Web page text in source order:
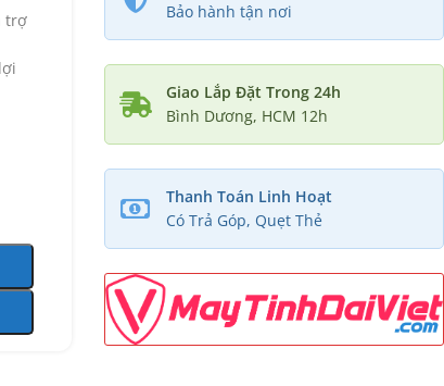
trợ
Bảo hành tận nơi
Giao Lắp Đặt Trong 24h
Bình Dương, HCM 12h
Thanh Toán Linh Hoạt
Có Trả Góp, Quẹt Thẻ